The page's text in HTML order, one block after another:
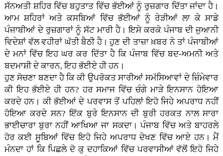
ਸੱਨਅਤੀ ਸ਼ਹਿਰ ਵਿੱਚ ਬਹੁਤਾਤ ਵਿੱਚ ਭੱਈਆਂ ਨੂੰ ਰੁਜ਼ਗਾਰ ਦਿੱਤਾ ਜਾਂਦਾ ਹੈ।
ਆਮ ਸ਼ਹਿਰਾਂ ਅਤੇ ਕਸਬਿਆਂ ਵਿੱਚ ਭੱਈਆਂ ਨੂੰ ਰੇੜੀਆਂ ਲਾ ਕੇ ਸਾਡੇ
ਪੰਜਾਬੀਆਂ ਦੇ ਰੁਜ਼ਗਾਰਾਂ ਨੂੰ ਸੱਟ ਮਾਰੀ ਹੈ। ਇਸੇ ਕਰਕੇ ਪੰਜਾਬ ਦੀ ਜੁਆਨੀ
ਵਿਦੇਸ਼ਾਂ ਵੱਲ ਵਹੀਰਾਂ ਘੱਤੀ ਬੈਠੀ ਹੈ। ਹੁਣ ਦੀ ਤਾਜ਼ਾ ਖ਼ਬਰ ਨੇ ਤਾਂ ਪੰਜਾਬੀਆਂ
ਦੇ ਮਨਾਂ ਵਿੱਚ ਇਹ ਘਰ ਕਰ ਦਿੱਤਾ ਹੈ ਕਿ ਪੰਜਾਬ ਵਿੱਚ ਬਦ-ਅਮਨੀ ਅਤੇ
ਬਦਮਾਸ਼ੀ ਦੇ ਕਾਰਨ, ਇਹ ਭੱਈਏ ਹੀ ਹਨ।
ਹੁਣ ਸੋਚਣਾ ਬਣਦਾ ਹੈ ਕਿ ਕੀ ਉਪਰੋਕਤ ਸਾਰੀਆਂ ਸਮੱਸਿਆਵਾਂ ਦੇ ਜ਼ਿੰਮੇਵਾਰ
ਕੀ ਇਹ ਭੱਈਏ ਹੀ ਹਨ? ਹਰ ਸਮਾਜ ਵਿੱਚ ਚੰਗੇ ਮਾੜੇ ਇਨਸਾਨ ਹੋਇਆ
ਕਰਦੇ ਹਨ। ਕੀ ਭੱਈਆਂ ਦੇ ਪਰਵਾਸ ਤੋਂ ਪਹਿਲਾਂ ਇਹੋ ਜਿਹੇ ਅਪਰਾਧ ਨਹੀਂ
ਹੋਇਆ ਕਰਦੇ ਸਨ? ਇੱਕ ਬੁਰੇ ਇਨਸਾਨ ਦੀ ਬੁਰੀ ਹਰਕਤ ਨਾਲ ਸਾਰਾ
ਭਾਈਚਾਰਾ ਬੁਰਾ ਨਹੀਂ ਆਖਿਆ ਜਾ ਸਕਦਾ। ਪੰਜਾਬ ਵਿੱਚ ਅਤੇ ਬਾਹਰਲੇ
ਹੋਰ ਕਈ ਸੂਬਿਆਂ ਵਿੱਚ ਇਹੋ ਜਿਹੇ ਅਪਰਾਧ ਦੇਖਣ ਵਿੱਚ ਆਏ ਹਨ। ਮੈਂ
ਮੰਨਦਾ ਹਾਂ ਕਿ ਪਿਛਲੇ ਦੋ ਕੁ ਦਹਾਕਿਆਂ ਵਿੱਚ ਪਰਵਾਸੀਆਂ ਵੱਲੋਂ ਇਹੋ ਜਿਹੇ